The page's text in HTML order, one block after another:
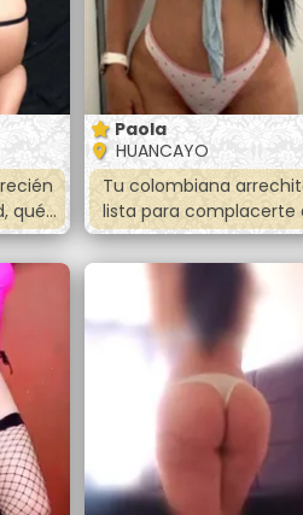
qué
Paola
HUANCAYO
Tu colombiana
lista para complacerte
máximo.